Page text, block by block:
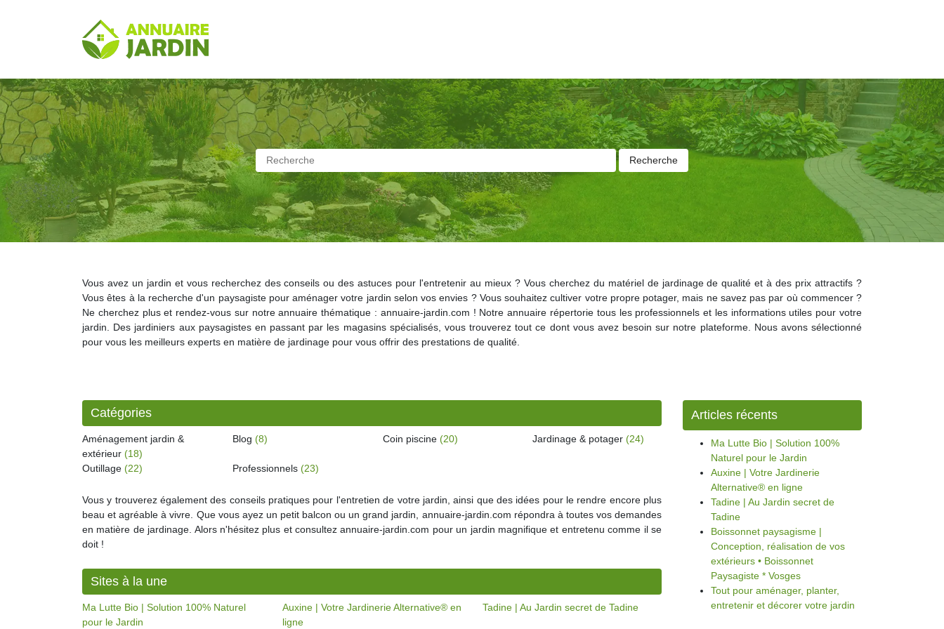
Vous avez un jardin et vous recherchez des conseils ou des astuces pour l'entretenir au mieux ? Vous cherchez du matériel de jardinage de qualité et à des prix attractifs ?
Vous êtes à la recherche d'un paysagiste pour aménager votre jardin selon vos envies ? Vous souhaitez cultiver votre propre potager, mais ne savez pas par où commencer ?
Ne cherchez plus et rendez-vous sur notre annuaire thématique : annuaire-jardin.com ! Notre annuaire répertorie tous les professionnels et les informations utiles pour votre
jardin. Des jardiniers aux paysagistes en passant par les magasins spécialisés, vous trouverez tout ce dont vous avez besoin sur notre plateforme. Nous avons sélectionné
pour vous les meilleurs experts en matière de jardinage pour vous offrir des prestations de qualité.
Catégories
Aménagement jardin &
extérieur (18)
Blog (8) Coin piscine (20) Jardinage & potager(24)
Outillage (22) Professionnels (23)
Vous y trouverez également des conseils pratiques pour l'entretien de votre jardin, ainsi que des idées pour le rendre encore plus
beau et agréable à vivre. Que vous ayez un petit balcon ou un grand jardin, annuaire-jardin.com répondra à toutes vos demandes
en matière de jardinage. Alors n'hésitez plus et consultez annuaire-jardin.com pour un jardin magnifique et entretenu comme il se
doit !
Sites à la une
Ma Lutte Bio | Solution 100% Naturel
pour le Jardin
Auxine | Votre Jardinerie Alternative® en
ligne
Tadine | Au Jardin secret de Tadine
Articles récents
Ma Lutte Bio | Solution 100%
Naturel pour le Jardin
Auxine | Votre Jardinerie
Alternative® en ligne
Tadine | Au Jardin secret de
Tadine
Boissonnet paysagisme |
Conception, réalisation de vos
extérieurs • Boissonnet
Paysagiste * Vosges
Tout pour aménager, planter,
entretenir et décorer votre jardin